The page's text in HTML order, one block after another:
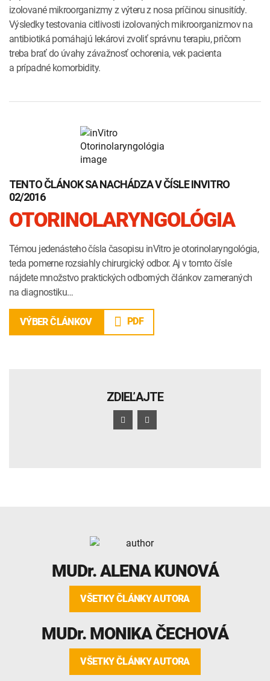
izolované mikroorganizmy z výteru z nosa príčinou sinusitídy.
Výsledky testovania citlivosti izolovaných mikroorganizmov na
antibiotiká pomáhajú lekárovi zvoliť správnu terapiu, pričom
treba brať do úvahy závažnosť ochorenia, vek pacienta
a prípadné komorbidity.
TENTO ČLÁNOK SA NACHÁDZA V ČÍSLE INVITRO
02/2016
OTORINOLARYNGOLÓGIA
Témou jedenásteho čísla časopisu inVitro je otorinolaryngológia,
teda pomerne rozsiahly chirurgický odbor. Aj v tomto čísle
nájdete množstvo praktických odborných článkov zameraných
na diagnostiku…
VÝBER ČLÁNKOV PDF
ZDIEĽAJTE
MUDr.ALENA KUNOVÁ
VŠETKY ČLÁNKY AUTORA
MUDr. MONIKA ČECHOVÁ
VŠETKY ČLÁNKY AUTORA